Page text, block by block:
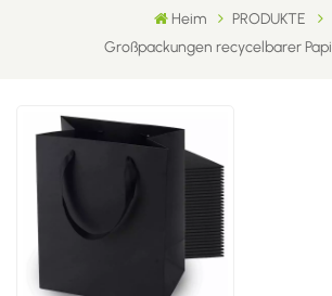
Heim
PRODUKTE
Großpackungen recycelbarer